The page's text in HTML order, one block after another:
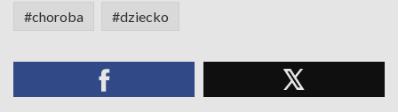
#choroba #dziecko